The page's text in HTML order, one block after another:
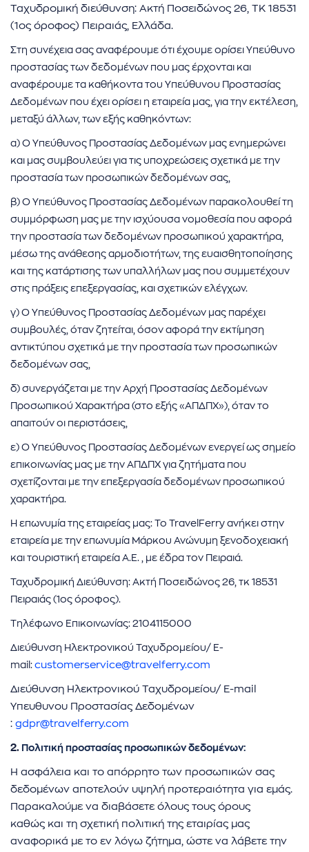
Ταχυδρομική διεύθυνση: Ακτή Ποσειδώνος 26, ΤΚ 18531
(1ος όροφος) Πειραιάς, Ελλάδα.
Στη συνέχεια σας αναφέρουμε ότι έχουμε ορίσει Υπεύθυνο
προστασίας των δεδομένων που μας έρχονται και
αναφέρουμε τα καθήκοντα του Υπεύθυνου Προστασίας
Δεδομένων που έχει ορίσει η εταιρεία μας, για την εκτέλεση,
μεταξύ άλλων, των εξής καθηκόντων:
α) Ο Υπεύθυνος Προστασίας Δεδομένων μας ενημερώνει
και μας συμβουλεύει για τις υποχρεώσεις σχετικά με την
προστασία των προσωπικών δεδομένων σας,
β) Ο Υπεύθυνος Προστασίας Δεδομένων παρακολουθεί τη
συμμόρφωση μας με την ισχύουσα νομοθεσία που αφορά
την προστασία των δεδομένων προσωπικού χαρακτήρα,
μέσω της ανάθεσης αρμοδιοτήτων, της ευαισθητοποίησης
και της κατάρτισης των υπαλλήλων μας που συμμετέχουν
στις πράξεις επεξεργασίας, και σχετικών ελέγχων.
γ) Ο Υπεύθυνος Προστασίας Δεδομένων μας παρέχει
συμβουλές, όταν ζητείται, όσον αφορά την εκτίμηση
αντικτύπου σχετικά με την προστασία των προσωπικών
δεδομένων σας,
δ) συνεργάζεται με την Αρχή Προστασίας Δεδομένων
Προσωπικού Χαρακτήρα (στο εξής «ΑΠΔΠΧ»), όταν το
απαιτούν οι περιστάσεις,
ε) Ο Υπεύθυνος Προστασίας Δεδομένων ενεργεί ως σημείο
επικοινωνίας μας με την ΑΠΔΠΧ για ζητήματα που
σχετίζονται με την επεξεργασία δεδομένων προσωπικού
χαρακτήρα.
Η επωνυμία της εταιρείας μας: Το TravelFerry ανήκει στην
εταιρεία με την επωνυμία Μάρκου Ανώνυμη ξενοδοχειακή
και τουριστική εταιρεία Α.Ε. , με έδρα τον Πειραιά.
Ταχυδρομική Διεύθυνση: Ακτή Ποσειδώνος 26, τκ 18531
Πειραιάς (1ος όροφος).
Τηλέφωνο Επικοινωνίας: 2104115000
Διεύθυνση Ηλεκτρονικού Ταχυδρομείου/ E-
mail: customerservice@travelferry.com
Διεύθυνση Ηλεκτρονικού Ταχυδρομείου/ E-mail
Υπευθυνου Προστασίας Δεδομένων
: gdpr@travelferry.com
2. Πολιτική προστασίας προσωπικών δεδομένων:
Η ασφάλεια και το απόρρητο των προσωπικών σας
δεδομένων αποτελούν υψηλή προτεραιότητα για εμάς.
Παρακαλούμε να διαβάσετε όλους τους όρους
καθώς και τη σχετική πολιτική της εταιρίας μας
αναφορικά με το εν λόγω ζήτημα, ώστε να λάβετε την